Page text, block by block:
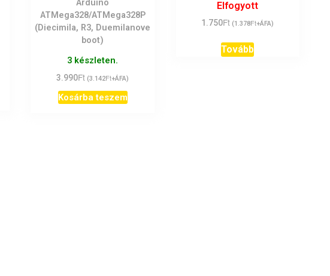
Arduino
ATMega328/ATMega328P
(Diecimila, R3, Duemilanove
boot)
3 készleten.
3.990Ft (3.142Ft+ÁFA)
Kosárba teszem
Elfogyott
1.750Ft (1.378Ft+ÁFA)
Tovább